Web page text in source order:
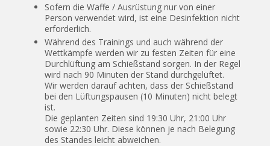
Sofern die Waffe / Ausrüstung nur von einer
Person verwendet wird, ist eine Desinfektion nicht
erforderlich.
Während des Trainings und auch während der
Wettkämpfe werden wir zu festen Zeiten für eine
Durchlüftung am Schießstand sorgen. In der Regel
wird nach 90 Minuten der Stand durchgelüftet.
Wir werden darauf achten, dass der Schießstand
bei den Lüftungspausen (10 Minuten) nicht belegt
ist.
Die geplanten Zeiten sind 19:30 Uhr, 21:00 Uhr
sowie 22:30 Uhr. Diese können je nach Belegung
des Standes leicht abweichen.